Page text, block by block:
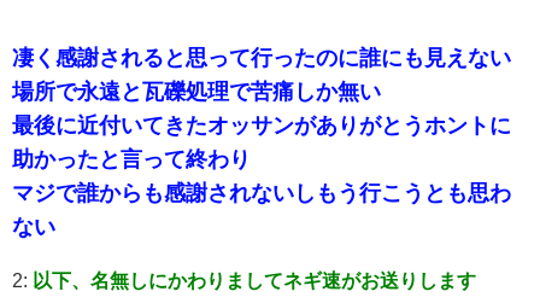
凄く感謝されると思って行ったのに誰にも見えない
場所で永遠と瓦礫処理で苦痛しか無い
最後に近付いてきたオッサンがありがとうホントに
助かったと言って終わり
マジで誰からも感謝されないしもう行こうとも思わ
ない
2: 以下、名無しにかわりましてネギ速がお送りします